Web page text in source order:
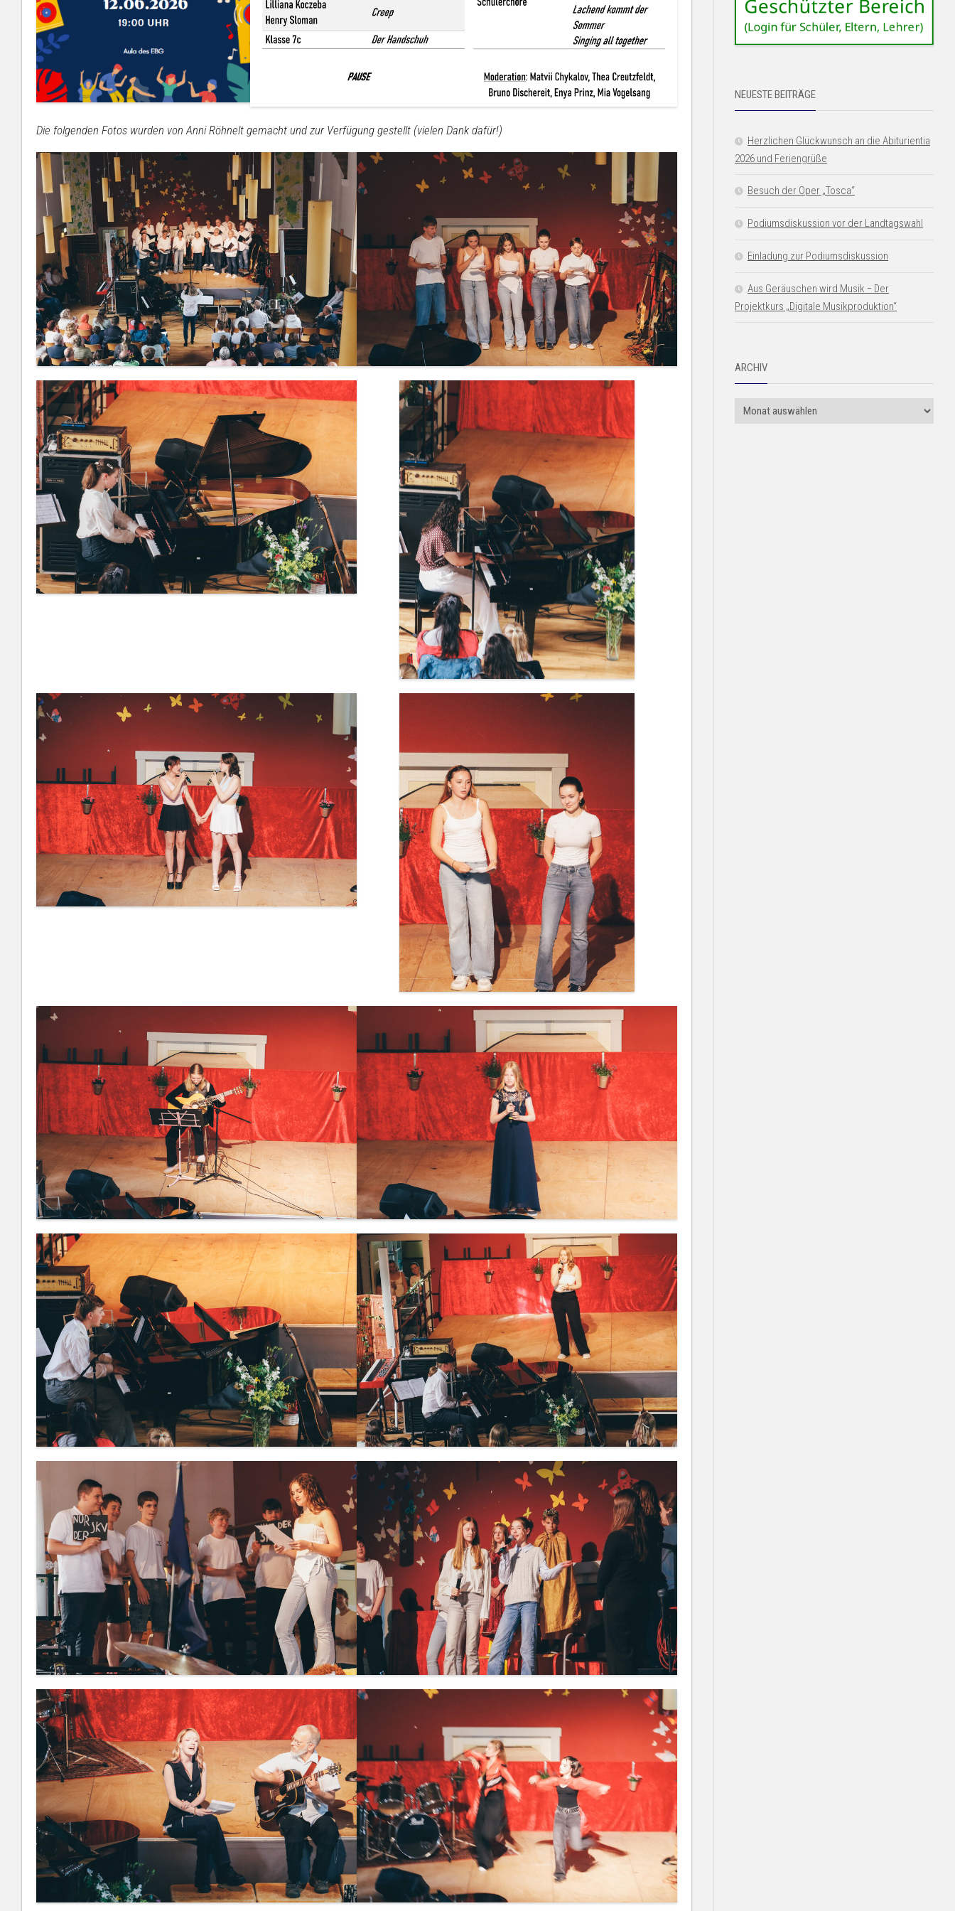
Ferienjob
2013/2014
2011/2012
Schuljahr
Schuljahr
2009/2010
Die folgenden Fotos wurden von Anni Röhnelt gemacht und zur Verfügung gestellt (vielen Dank dafür!)
NEUESTE BEITRÄGE
Herzlichen Glückwunsch an die Abiturientia
2026 und Feriengrüße
Besuch der Oper „Tosca“
Podiumsdiskussion vor der Landtagswahl
Einladung zur Podiumsdiskussion
Aus Geräuschen wird Musik − Der
Projektkurs „Digitale Musikproduktion“
ARCHIV